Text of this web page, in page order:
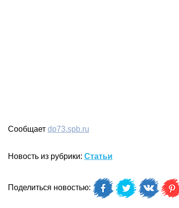
Сообщает dp73.spb.ru
Новость из рубрики: Статьи
Поделиться новостью: